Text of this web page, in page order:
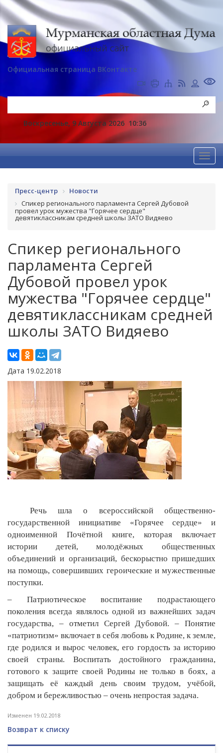
Официальная страница ВКонтакте
Воскресенье, 9 Августа 2026 10:36
Пресс-центр
Новости
Спикер регионального парламента Сергей Дубовой
провел урок мужества "Горячее сердце"
девятиклассникам средней школы ЗАТО Видяево
Спикер регионального
парламента Сергей
Дубовой провел урок
мужества "Горячее сердце"
девятиклассникам средней
школы ЗАТО Видяево
Дата 19.02.2018
Речь шла о всероссийской общественно-
государственной инициативе «Горячее сердце» и
одноименной Почётной книге, которая включает
истории детей, молодёжных общественных
объединений и организаций, бескорыстно пришедших
на помощь, совершивших героические и мужественные
поступки.
– Патриотическое воспитание подрастающего
поколения всегда являлось одной из важнейших задач
государства, – отметил Сергей Дубовой. – Понятие
«патриотизм» включает в себя любовь к Родине, к земле,
где родился и вырос человек, его гордость за историю
своей страны. Воспитать достойного гражданина,
готового к защите своей Родины не только в боях, а
защищать её каждый день своим трудом, учёбой,
добром и бережливостью – очень непростая задача.
Изменен 19.02.2018
Возврат к списку